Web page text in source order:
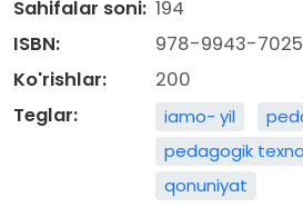
Sahifalar soni: 194
ISBN:
978-9943-
Ko'rishlar:
200
Teglar:
iamo- yil
pedagogik
qonuniyat